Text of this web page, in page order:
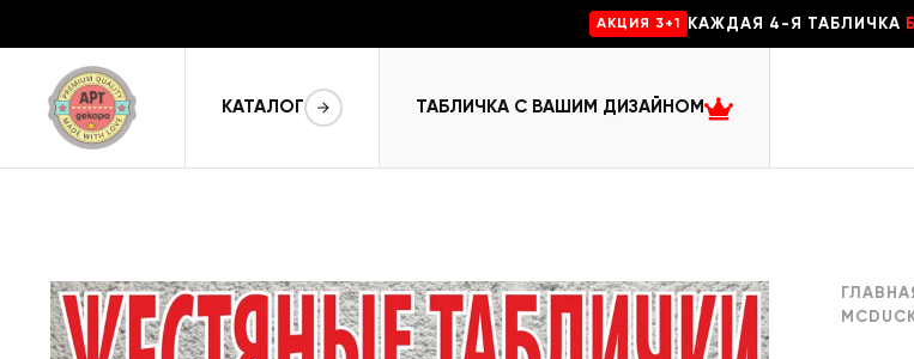
AKЦИЯ 3+1 КАЖДАЯ 4-Я ТАБЛИЧКА
КАТАЛОГ ТАБЛИЧКА С ВАШИМ ДИЗАЙНОМ